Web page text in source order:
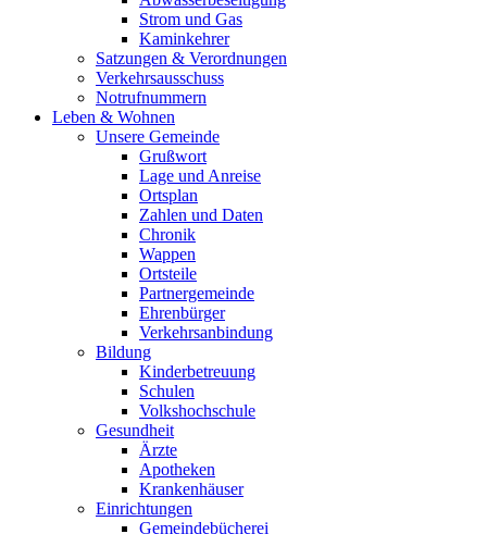
Strom und Gas
Kaminkehrer
Satzungen & Verordnungen
Verkehrsausschuss
Notrufnummern
Leben & Wohnen
Unsere Gemeinde
Grußwort
Lage und Anreise
Ortsplan
Zahlen und Daten
Chronik
Wappen
Ortsteile
Partnergemeinde
Ehrenbürger
Verkehrsanbindung
Bildung
Kinderbetreuung
Schulen
Volkshochschule
Gesundheit
Ärzte
Apotheken
Krankenhäuser
Einrichtungen
Gemeindebücherei